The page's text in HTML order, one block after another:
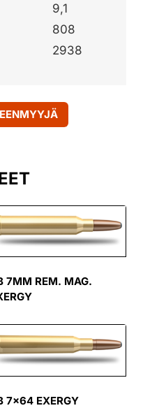
9,1
808
2938
7MM REM. MAG.
7×64 EXERGY